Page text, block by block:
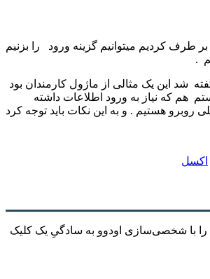
بر طرف کردیم میتوانیم گزینه ورود را بزنیم
.
شد این یک مثالی از ماژول کارمندان بود
هم که نیاز به ورود اطلاعات داشته
روبرو هستیم . و به این نکات باید توجه کرد
اکسل
را با شخصی‌سازی اودوو به سادگیِ یک کلیک